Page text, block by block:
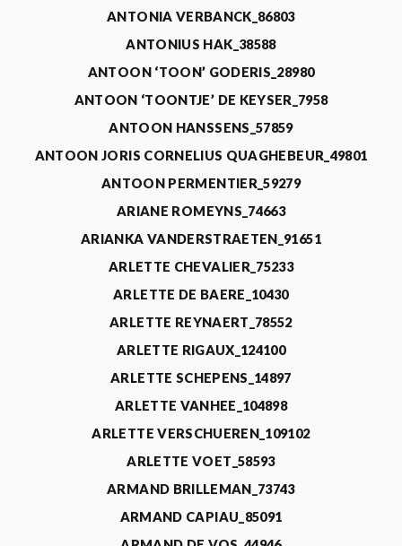
ANTONIA VERBANCK_86803
ANTONIUS HAK_38588
ANTOON ‘TOON’ GODERIS_28980
ANTOON ‘TOONTJE’ DE KEYSER_7958
ANTOON HANSSENS_57859
ANTOON JORIS CORNELIUS QUAGHEBEUR_49801
ANTOON PERMENTIER_59279
ARIANE ROMEYNS_74663
ARIANKA VANDERSTRAETEN_91651
ARLETTE CHEVALIER_75233
ARLETTE DE BAERE_10430
ARLETTE REYNAERT_78552
ARLETTE RIGAUX_124100
ARLETTE SCHEPENS_14897
ARLETTE VANHEE_104898
ARLETTE VERSCHUEREN_109102
ARLETTE VOET_58593
ARMAND BRILLEMAN_73743
ARMAND CAPIAU_85091